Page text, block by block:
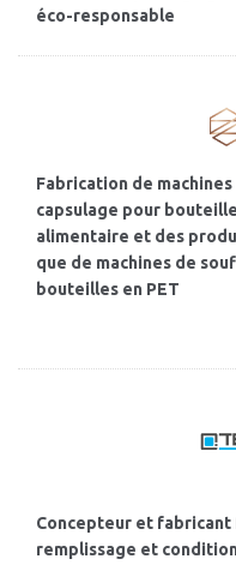
éco-responsable
Fabrication de
capsulage pour
alimentaire et des
que de machines de
bouteilles en PET
Concepteur et fabricant
remplissage et